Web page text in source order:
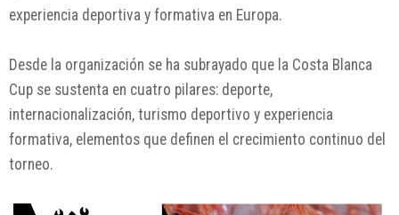
experiencia deportiva y formativa en Europa.
Desde la organización se ha subrayado que la Costa Blanca
Cup se sustenta en cuatro pilares: deporte,
internacionalización, turismo deportivo y experiencia
formativa, elementos que definen el crecimiento continuo del
torneo.